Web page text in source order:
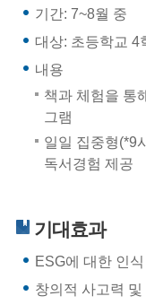
기간: 7~8월 중
대상: 초등학교 4
내용
책과 체험을 통
그램
일일 집중형(*9
독서경험 제공
기대효과
ESG에 대한 인
창의적 사고력